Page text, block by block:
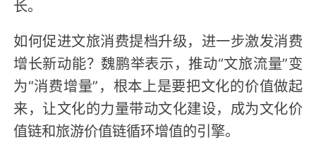
长。
如何促进文旅消费提档升级，进一步激发消费
增长新动能？魏鹏举表示，推动“文旅流量”变
为“消费增量”，根本上是要把文化的价值做起
来，让文化的力量带动文化建设，成为文化价
值链和旅游价值链循环增值的引擎。